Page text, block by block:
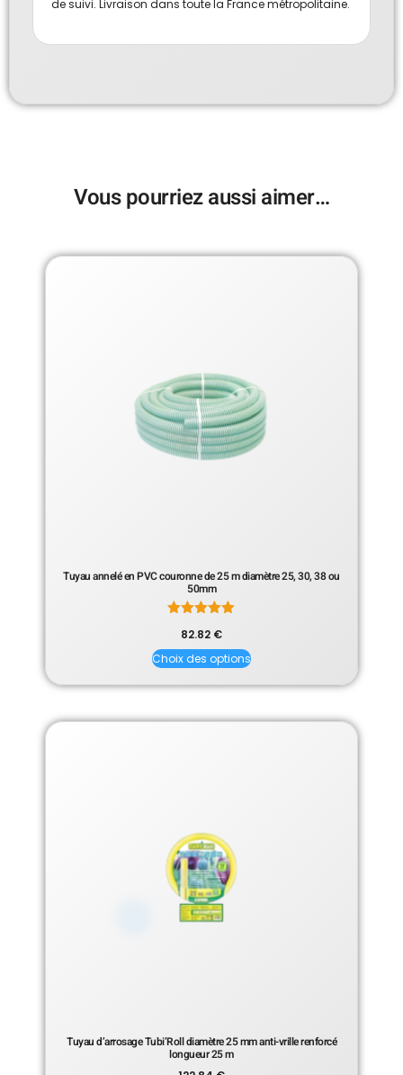
de suivi. Livraison dans toute la France métropolitaine.
Vous pourriez aussi aimer…
Tuyau annelé en PVC couronne de 25 m diamètre 25, 30, 38 ou
50mm
5.00
sur 5
82.82 €
Choix des options
Tuyau d’arrosage Tubi’Roll diamètre 25 mm anti-vrille renforcé
longueur 25 m